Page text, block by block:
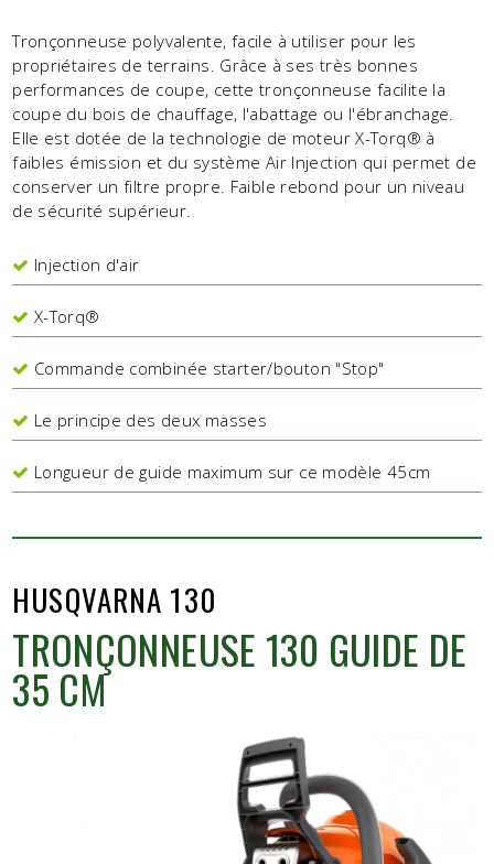
Tronçonneuse polyvalente, facile à utiliser pour les
propriétaires de terrains. Grâce à ses très bonnes
performances de coupe, cette tronçonneuse facilite la
coupe du bois de chauffage, l'abattage ou l'ébranchage.
Elle est dotée de la technologie de moteur X-Torq® à
faibles émission et du système Air Injection qui permet de
conserver un filtre propre. Faible rebond pour un niveau
de sécurité supérieur.
Injection d'air
X-Torq®
Commande combinée starter/bouton "Stop"
Le principe des deux masses
Longueur de guide maximum sur ce modèle 45cm
HUSQVARNA 130
TRONÇONNEUSE 130 GUIDE DE
35 CM